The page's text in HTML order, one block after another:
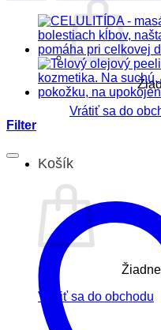
Vrátiť sa do
Košík
Vrátiť sa do obchodu
Filter